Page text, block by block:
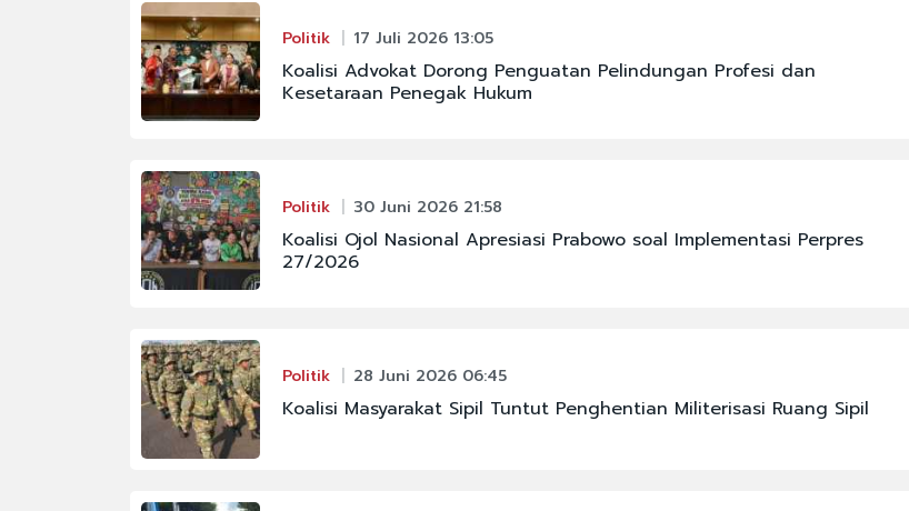
Politik 17 Juli 2026 13:05
Koalisi Advokat Dorong Penguatan Pelindungan Profesi dan
Kesetaraan Penegak Hukum
Politik 30 Juni 2026 21:58
Koalisi Ojol Nasional Apresiasi Prabowo soal Implementasi Perpres
27/2026
Politik 28 Juni 2026 06:45
Koalisi Masyarakat Sipil Tuntut Penghentian Militerisasi Ruang Sipil